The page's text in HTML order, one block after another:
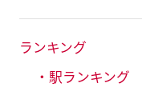
ランキング
・駅ランキング